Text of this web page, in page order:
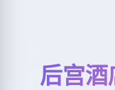
后宫